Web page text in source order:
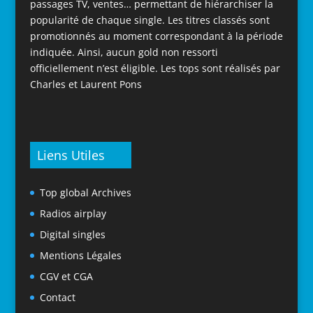
passages TV, ventes… permettant de hiérarchiser la
popularité de chaque single. Les titres classés sont
promotionnés au moment correspondant à la période
indiquée. Ainsi, aucun gold non ressorti
officiellement n’est éligible. Les tops sont réalisés par
Charles et Laurent Pons
Liens Utiles
Top global Archives
Radios airplay
Digital singles
Mentions Légales
CGV et CGA
Contact